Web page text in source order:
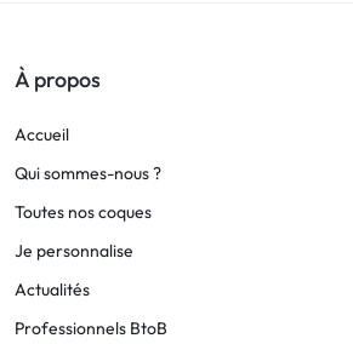
À propos
Accueil
Qui sommes-nous ?
Toutes nos coques
Je personnalise
Actualités
Professionnels BtoB